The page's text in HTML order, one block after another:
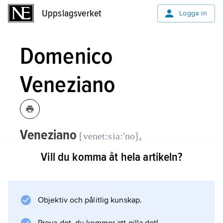
Uppslagsverket Logga in
Domenico
Veneziano
Veneziano [venet:sia:ʹno],
Domenico,född ca 1400, död 1461,
Efter en period i anslutning till Gentile da
Fabrianos och Pisanellos ålderdomliga stil på
Vill du komma åt hela artikeln?
Objektiv och pålitlig kunskap.